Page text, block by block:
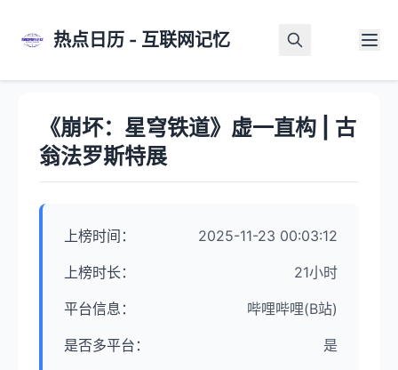
热点日历 - 互联网记忆
《崩坏：星穹铁道》虚一直构 | 古
翁法罗斯特展
上榜时间： 2025-11-23 00:03:12
上榜时长： 21小时
平台信息： 哔哩哔哩(B站)
是否多平台： 是